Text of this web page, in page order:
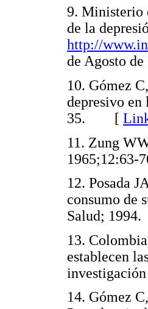
9. Ministerio
de la
http://
de Agosto
10. Gómez
depresivo
35. [
11. Zung
12. Posada
consumo de
Salud;
13.
establecen
14. Gómez